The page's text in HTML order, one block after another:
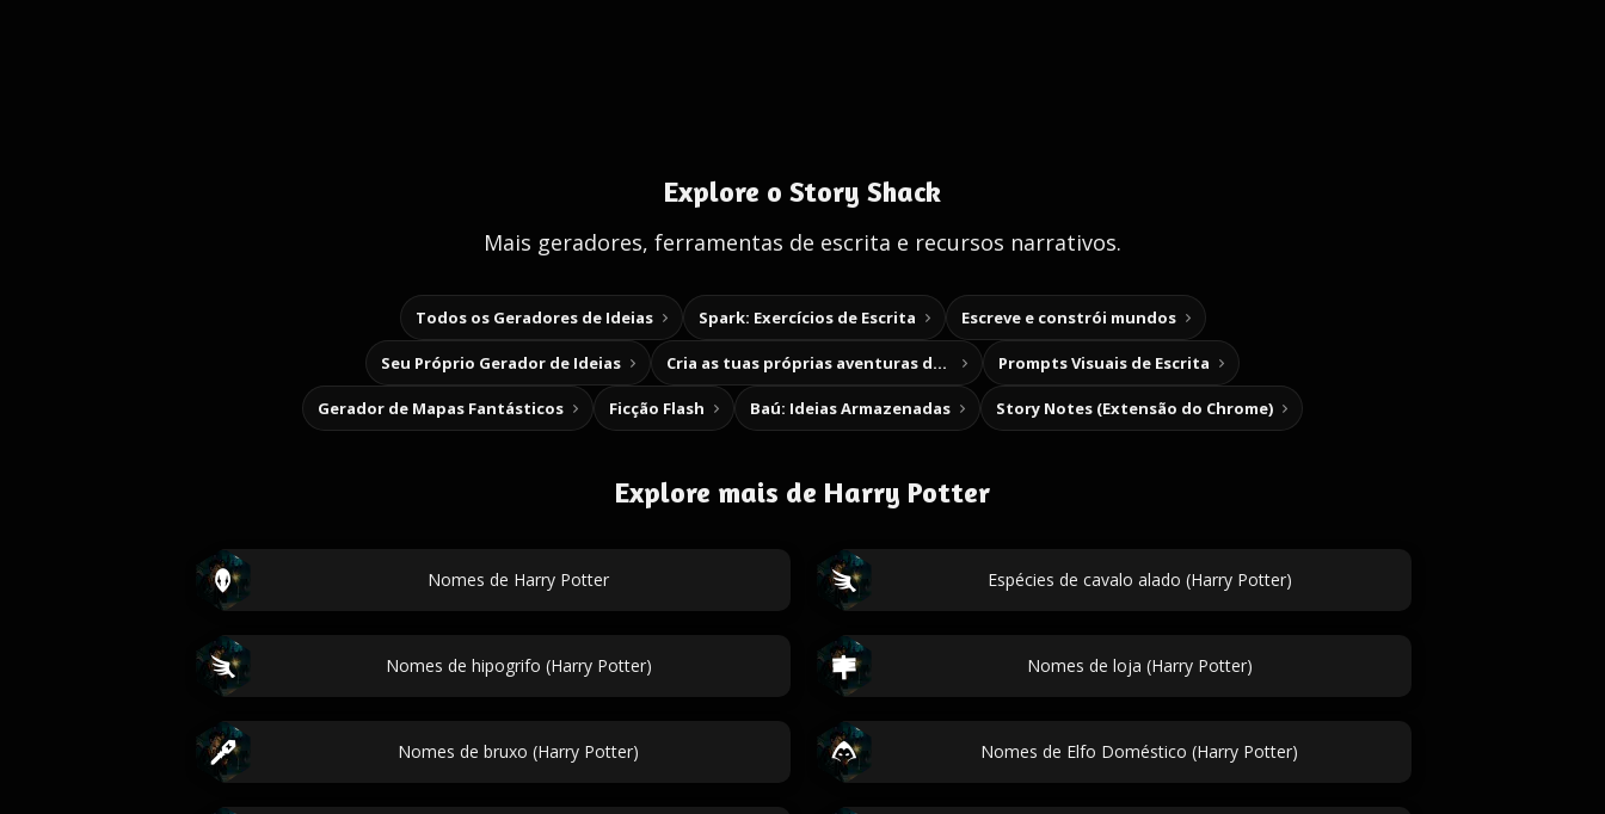
Explore o Story Shack
Mais geradores, ferramentas de escrita e recursos narrativos.
Todos os Geradores de Ideias Spark: Exercícios de Escrita Escreve e constrói mundos
Seu Próprio Gerador de Ideias Cria as tuas próprias aventuras de escolha Prompts Visuais de Escrita
Gerador de Mapas Fantásticos Ficção Flash Baú: Ideias Armazenadas Story Notes (Extensão do Chrome)
Explore mais de Harry Potter
Nomes de Harry Potter Espécies de cavalo alado (Harry Potter)
Nomes de hipogrifo (Harry Potter) Nomes de loja (Harry Potter)
Nomes de bruxo (Harry Potter) Nomes de Elfo Doméstico (Harry Potter)